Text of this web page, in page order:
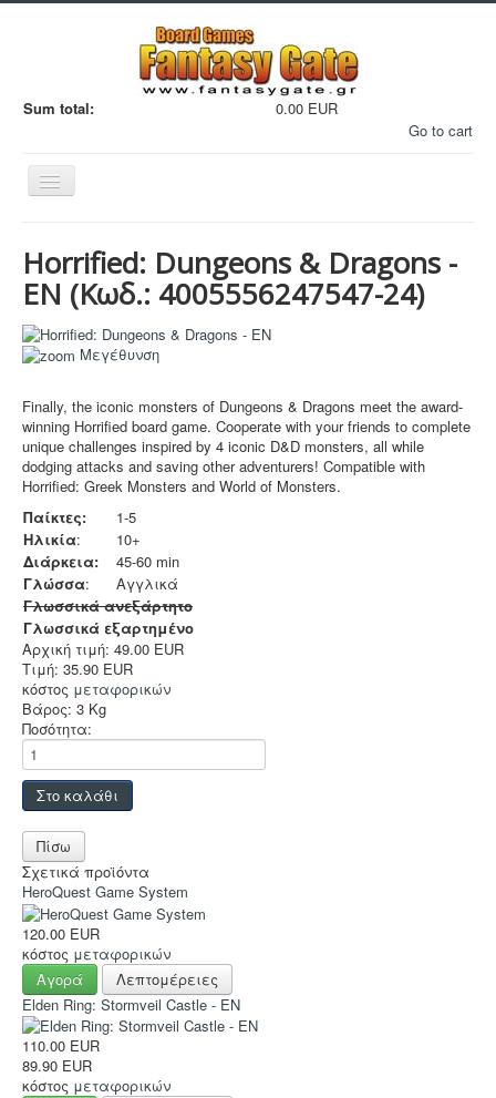
Sum total:
0.00 EUR
Go to cart
Εναλλαγή
πλοήγησης
Filaments
3D Εκτυπώσεις
Manga - Anime
Accessories
Funko POP
Στρατηγικής
Φαντασίας
Οικογενειακά
2-Παίκτες
Ελληνικά
Χρώματα
TCG-LCG
Παιχνίδια Ρόλου
Puzzle
Deco & Ένδυση
Hot Deals!
Αρχική σελίδα
Horrified: Dungeons & Dragons -
EN (Κωδ.: 4005556247547-24)
Μεγέθυνση
Finally, the iconic monsters of Dungeons & Dragons meet the award-
winning Horrified board game. Cooperate with your friends to complete
unique challenges inspired by 4 iconic D&D monsters, all while
dodging attacks and saving other adventurers! Compatible with
Horrified: Greek Monsters and World of Monsters.
Παίκτες:
1-5
Ηλικία:
10+
Διάρκεια:
45-60 min
Γλώσσα:
Αγγλικά
Γλωσσικά ανεξάρτητο
Γλωσσικά εξαρτημένο
Αρχική τιμή: 49.00 EUR
Τιμή: 35.90 EUR
κόστος μεταφορικών
Βάρος: 3 Kg
Ποσότητα:
Σχετικά προϊόντα
HeroQuest Game System
120.00 EUR
κόστος μεταφορικών
Αγορά
Λεπτομέρειες
Elden Ring: Stormveil Castle - EN
110.00 EUR
89.90 EUR
κόστος μεταφορικών